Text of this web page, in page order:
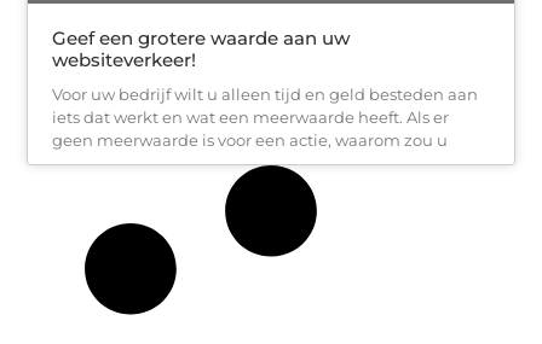
Geef een grotere waarde aan uw
websiteverkeer!
Voor uw bedrijf wilt u alleen tijd en geld besteden aan
iets dat werkt en wat een meerwaarde heeft. Als er
geen meerwaarde is voor een actie, waarom zou u